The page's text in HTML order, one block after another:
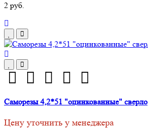
2 руб.
Саморезы 4,2*51 "оцинкованные" сверло
Цену уточнить у менеджера